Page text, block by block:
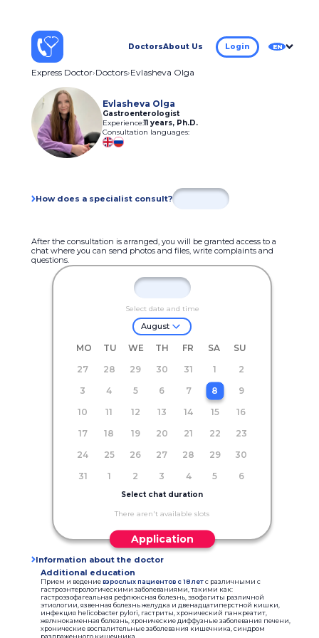
DoctorsAbout Us Login EN
Express Doctor Doctors Evlasheva Olga
Evlasheva Olga
Gastroenterologist
Experience:11 years, Ph.D.
Consultation languages:
How does a specialist consult?
After the consultation is arranged, you will be granted access to a
chat where you can send photos and files, write complaints and
questions.
Select date and time
August
MO TU WE TH FR SA
SU
27
28 29 30 31 1
2
3
4 5 6 7 8
9
10
11 12 13 14 15
16
17
18 19 20 21 22
23
24
25 26 27 28 29
30
31
1 2 3 4 5 6
Select chat duration
There aren't available slots
Application
Information about the doctor
Additional education
Прием и ведениевзрослых пациентов с 18 летс различными с
гастроэнтерологическими заболеваниями, такими как:
гастроэзофагеальная рефлюксная болезнь, эзофагиты различной
этиологии, язвенная болезнь желудка и двенадцатиперстной кишки,
инфекция helicobacter pylori, гастриты, хронический панкреатит,
желчнокаменная болезнь, хронические диффузные заболевания печени,
хронические воспалительные заболевания кишечника, синдром
раздраженного кишечника